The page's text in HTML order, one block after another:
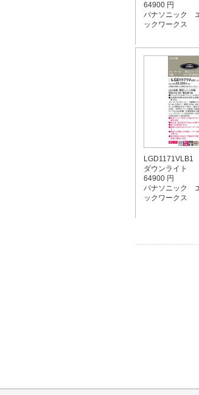
64900 円
パナソニック
ックワークス
LGD1171VLB1
ダウンライト
64900 円
パナソニック
ックワークス